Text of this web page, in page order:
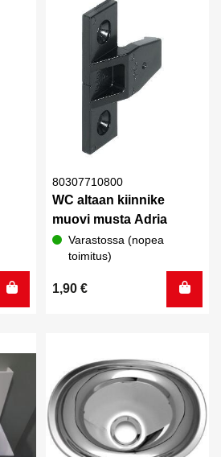
80307710800
WC altaan kiinnike
muovi musta Adria
Varastossa (nopea
toimitus)
1,90 €